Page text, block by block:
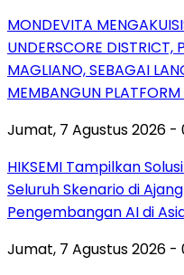
MONDEVITA
UNDERSCORE DISTRICT,
MAGLIANO, SEBAGAI
MEMBANGUN
Jumat, 7 Agustus 2026 -
HIKSEMI Tampilkan
Seluruh Skenario di
Pengembangan AI di
Jumat, 7 Agustus 2026 -